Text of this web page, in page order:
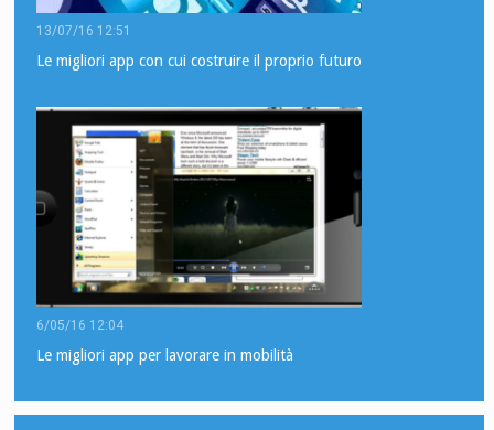
13/07/16 12:51
Le migliori app con cui costruire il proprio futuro
6/05/16 12:04
Le migliori app per lavorare in mobilità